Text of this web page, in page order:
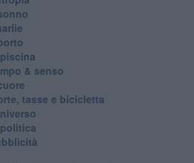
& senso
tasse e bicicletta
politica